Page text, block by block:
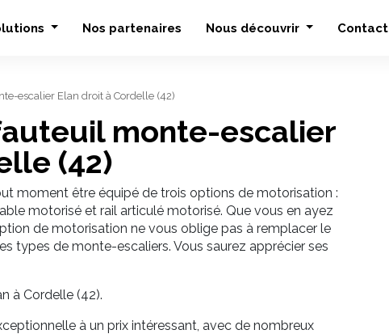
Nos partenaires Nous découvrir Contact
escalier Elan droit à Cordelle (42)
monte-escalier
(42)
moment être équipé de trois options de motorisation :
motorisé et rail articulé motorisé. Que vous en ayez
de motorisation ne vous oblige pas à remplacer le
types de monte-escaliers. Vous saurez apprécier ses
à Cordelle (42).
à un prix intéressant, avec de nombreux